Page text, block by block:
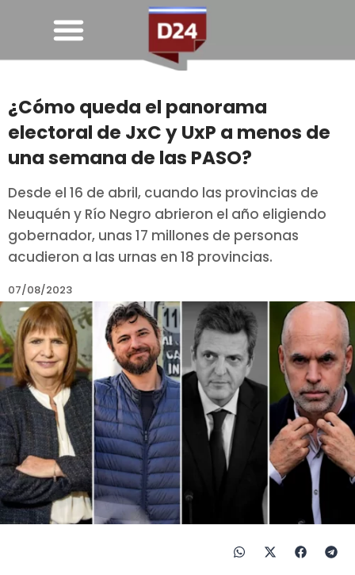
¿Cómo queda el panorama
electoral de JxC y UxP a menos de
una semana de las PASO?
Desde el 16 de abril, cuando las provincias de
Neuquén y Río Negro abrieron el año eligiendo
gobernador, unas 17 millones de personas
acudieron a las urnas en 18 provincias.
07/08/2023